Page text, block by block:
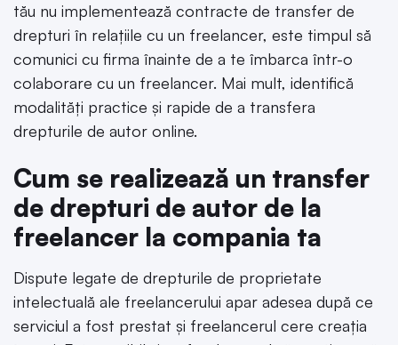
tău nu implementează contracte de transfer de
drepturi în relațiile cu un freelancer, este timpul să
comunici cu firma înainte de a te îmbarca într-o
colaborare cu un freelancer. Mai mult, identifică
modalități practice și rapide de a transfera
drepturile de autor online.
Cum se realizează un transfer
de drepturi de autor de la
freelancer la compania ta
Dispute legate de drepturile de proprietate
intelectuală ale freelancerului apar adesea după ce
serviciul a fost prestat și freelancerul cere creația